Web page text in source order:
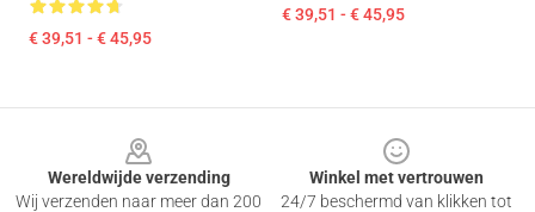
€ 39,51 - € 45,95
€ 39,51 - € 45,95
Wereldwijde verzending
Wij verzenden naar meer dan 200
Winkel met vertrouwen
24/7 beschermd van klikken tot